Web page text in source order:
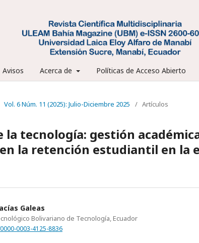
Avisos Acerca de Políticas de Acceso Abierto
Vol. 6 Núm. 11 (2025): Julio-Diciembre 2025 / Artículos
la tecnología: gestión
la retención estudiantil en la
Galeas
Bolivariano de Tecnología, Ecuador
0003-4125-8836